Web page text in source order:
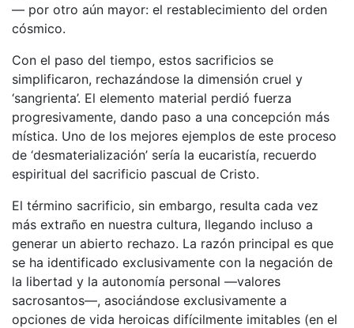
— por otro aún mayor: el restablecimiento del orden
cósmico.
Con el paso del tiempo, estos sacrificios se
simplificaron, rechazándose la dimensión cruel y
‘sangrienta’. El elemento material perdió fuerza
progresivamente, dando paso a una concepción más
mística. Uno de los mejores ejemplos de este proceso
de ‘desmaterialización’ sería la eucaristía, recuerdo
espiritual del sacrificio pascual de Cristo.
El término sacrificio, sin embargo, resulta cada vez
más extraño en nuestra cultura, llegando incluso a
generar un abierto rechazo. La razón principal es que
se ha identificado exclusivamente con la negación de
la libertad y la autonomía personal —valores
sacrosantos—, asociándose exclusivamente a
opciones de vida heroicas difícilmente imitables (en el